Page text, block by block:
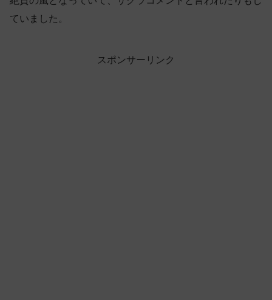
ていました。
スポンサーリンク